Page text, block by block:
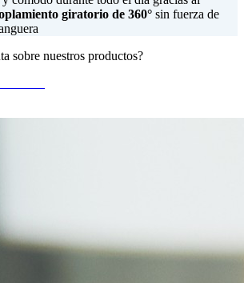
giratorio de 360° sin fuerza de
sobre nuestros productos?